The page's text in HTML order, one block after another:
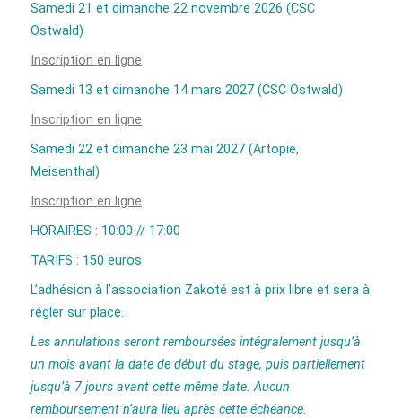
Samedi 21 et dimanche 22 novembre 2026 (CSC
Ostwald)
Inscription en ligne
Samedi 13 et dimanche 14 mars 2027 (CSC Ostwald)
Inscription en ligne
Samedi 22 et dimanche 23 mai 2027 (Artopie,
Meisenthal)
Inscription en ligne
HORAIRES : 10:00 // 17:00
TARIFS : 150 euros
L’adhésion à l’association Zakoté est à prix libre et sera à
régler sur place.
Les annulations seront remboursées intégralement jusqu’à
un mois avant la date de début du stage, puis partiellement
jusqu’à 7 jours avant cette même date. Aucun
remboursement n’aura lieu après cette échéance.